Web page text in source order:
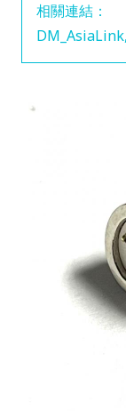
相關連結：